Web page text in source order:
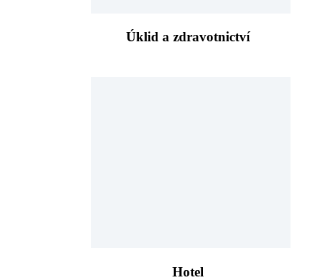
Úklid a zdravotnictví
Hotel